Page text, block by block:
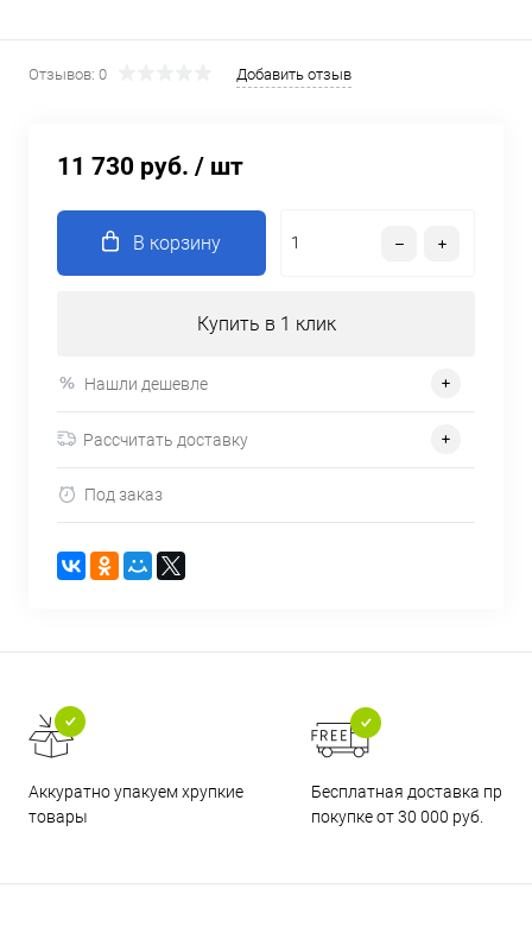
Отзывов: 0 Добавить отзыв
11 730 руб. / шт
В корзину
Купить в 1 клик
Нашли дешевле
Рассчитать доставку
Под заказ
Аккуратно упакуем хрупкие
товары
Бесплатная доставка при
покупке от 30 000 руб.